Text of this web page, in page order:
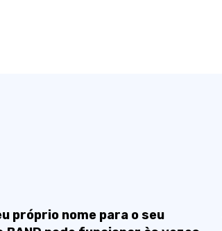
próprio nome para o seu